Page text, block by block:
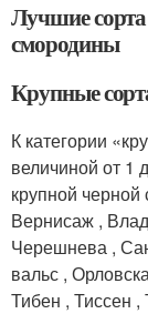
Лучшие
смородины
Крупные
К категории
величиной от 1
крупной
Вернисаж ,
Черешнева ,
вальс ,
Тибен , Тиссен ,